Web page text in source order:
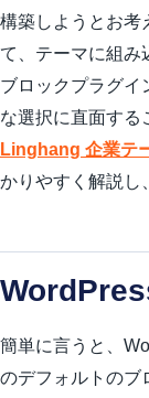
構築しようとお考
て、テーマに組み
ブロックプラグイ
な選択に直面する
Linghang 企業テ
かりやすく解説し
簡単に言うと、
のデフォルトのブ